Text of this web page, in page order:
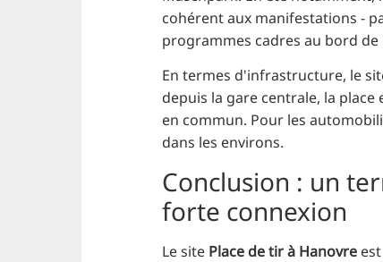
cohérent aux manifestations -
programmes cadres au bord de
En termes d'infrastructure, le
depuis la gare centrale, la
en commun. Pour les
dans les environs.
Conclusion : un
forte connexion
Le site Place de tir à Hanovre